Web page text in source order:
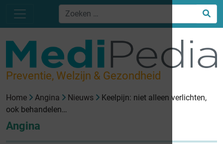
Preventie, Welzijn & Gezondheid
Home Angina Nieuws
Keelpijn: niet alleen verlichten,
ook behandelen…
Angina